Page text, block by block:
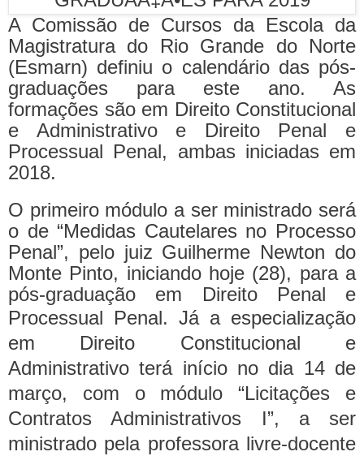
A Comissão de Cursos da Escola da
Magistratura do Rio Grande do Norte
(Esmarn) definiu o calendário das pós-
graduações para este ano. As
formações são em Direito Constitucional
e Administrativo e Direito Penal e
Processual Penal, ambas iniciadas em
2018.
O primeiro módulo a ser ministrado será
o de “Medidas Cautelares no Processo
Penal”, pelo juiz Guilherme Newton do
Monte Pinto, iniciando hoje (28), para a
pós-graduação em Direito Penal e
Processual Penal. Já a especialização
em Direito Constitucional e
Administrativo terá início no dia 14 de
março, com o módulo “Licitações e
Contratos Administrativos I”, a ser
ministrado pela professora livre-docente